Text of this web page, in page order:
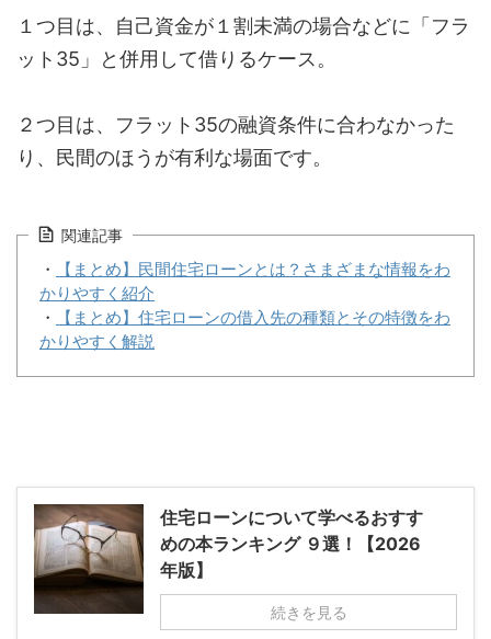
１つ目は、自己資金が１割未満の場合などに「フラ
ット35」と併用して借りるケース。
２つ目は、フラット35の融資条件に合わなかった
り、民間のほうが有利な場面です。
関連記事
・
【まとめ】民間住宅ローンとは？さまざまな情報をわ
かりやすく紹介
・
【まとめ】住宅ローンの借入先の種類とその特徴をわ
かりやすく解説
住宅ローンについて学べるおすす
めの本ランキング ９選！【2026
年版】
続きを見る